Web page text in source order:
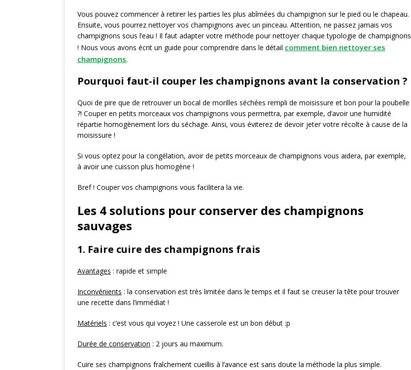
Vous pouvez commencer à retirer les parties les plus abîmées du champignon sur le pied ou le chapeau.
Ensuite, vous pourrez nettoyer vos champignons avec un pinceau. Attention, ne passez jamais vos
champignons sous l’eau ! Il faut adapter votre méthode pour nettoyer chaque typologie de champignons
! Nous vous avons écrit un guide pour comprendre dans le détail comment bien nettoyer ses
champignons.
Pourquoi faut-il couper les champignons avant la conservation ?
Quoi de pire que de retrouver un bocal de morilles séchées rempli de moisissure et bon pour la poubelle
?! Couper en petits morceaux vos champignons vous permettra, par exemple, d’avoir une humidité
répartie homogènement lors du séchage. Ainsi, vous éviterez de devoir jeter votre récolte à cause de la
moisissure !
Si vous optez pour la congélation, avoir de petits morceaux de champignons vous aidera, par exemple,
à avoir une cuisson plus homogène !
Bref ! Couper vos champignons vous facilitera la vie.
Les 4 solutions pour conserver des champignons
sauvages
1. Faire cuire des champignons frais
Avantages : rapide et simple
Inconvénients : la conservation est très limitée dans le temps et il faut se creuser la tête pour trouver
une recette dans l’immédiat !
Matériels : c’est vous qui voyez ! Une casserole est un bon début :p
Durée de conservation : 2 jours au maximum.
Cuire ses champignons fraîchement cueillis à l’avance est sans doute la méthode la plus simple.